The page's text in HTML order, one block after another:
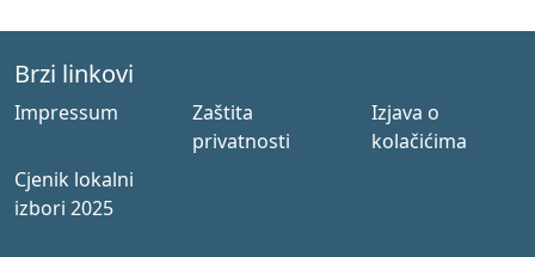
Brzi linkovi
Impressum
Zaštita
privatnosti
Izjava o
kolačićima
Cjenik lokalni
izbori 2025